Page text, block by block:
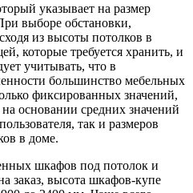
указывает на размер
выборе обстановки,
из высоты потолков в
которые требуется хранить, и
учитывать, что в
большинство мебельных
фиксированных значений,
основании средних значений
так и размеров
в доме.
шкафов под потолок и
заказ, высота шкафов-купе